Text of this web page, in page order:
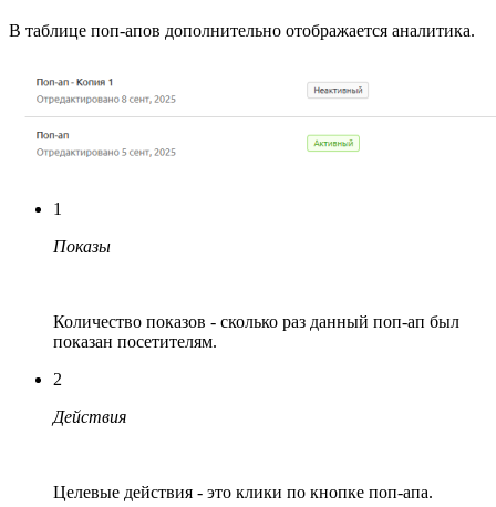
В таблице поп-апов дополнительно отображается аналитика.
1
Показы
Количество показов - сколько раз данный поп-ап был
показан посетителям.
2
Действия
Целевые действия - это клики по кнопке поп-апа.